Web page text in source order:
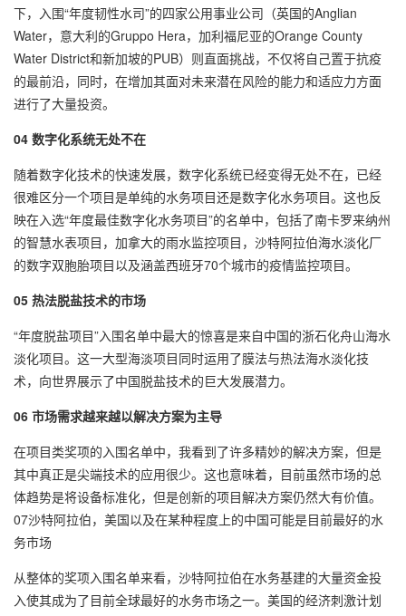
下，入围“年度韧性水司”的四家公用事业公司（英国的Anglian
Water，意大利的Gruppo Hera，加利福尼亚的Orange County
Water District和新加坡的PUB）则直面挑战，不仅将自己置于抗疫
的最前沿，同时，在增加其面对未来潜在风险的能力和适应力方面
进行了大量投资。
04 数字化系统无处不在
随着数字化技术的快速发展，数字化系统已经变得无处不在，已经
很难区分一个项目是单纯的水务项目还是数字化水务项目。这也反
映在入选“年度最佳数字化水务项目”的名单中，包括了南卡罗来纳州
的智慧水表项目，加拿大的雨水监控项目，沙特阿拉伯海水淡化厂
的数字双胞胎项目以及涵盖西班牙70个城市的疫情监控项目。
05 热法脱盐技术的市场
“年度脱盐项目”入围名单中最大的惊喜是来自中国的浙石化舟山海水
淡化项目。这一大型海淡项目同时运用了膜法与热法海水淡化技
术，向世界展示了中国脱盐技术的巨大发展潜力。
06 市场需求越来越以解决方案为主导
在项目类奖项的入围名单中，我看到了许多精妙的解决方案，但是
其中真正是尖端技术的应用很少。这也意味着，目前虽然市场的总
体趋势是将设备标准化，但是创新的项目解决方案仍然大有价值。
07沙特阿拉伯，美国以及在某种程度上的中国可能是目前最好的水
务市场
从整体的奖项入围名单来看，沙特阿拉伯在水务基建的大量资金投
入使其成为了目前全球最好的水务市场之一。美国的经济刺激计划